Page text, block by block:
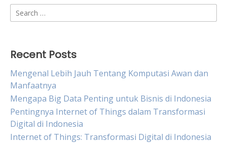
Search
for:
Recent Posts
Mengenal Lebih Jauh Tentang Komputasi Awan dan
Manfaatnya
Mengapa Big Data Penting untuk Bisnis di Indonesia
Pentingnya Internet of Things dalam Transformasi
Digital di Indonesia
Internet of Things: Transformasi Digital di Indonesia